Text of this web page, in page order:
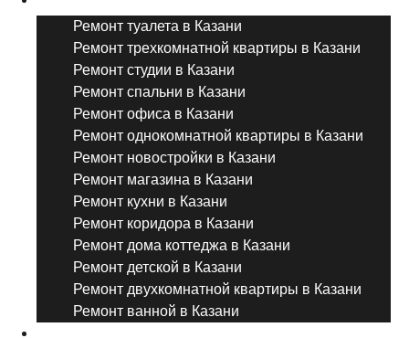
Ремонт туалета в Казани
Ремонт трехкомнатной квартиры в Казани
Ремонт студии в Казани
Ремонт спальни в Казани
Ремонт офиса в Казани
Ремонт однокомнатной квартиры в Казани
Ремонт новостройки в Казани
Ремонт магазина в Казани
Ремонт кухни в Казани
Ремонт коридора в Казани
Ремонт дома коттеджа в Казани
Ремонт детской в Казани
Ремонт двухкомнатной квартиры в Казани
Ремонт ванной в Казани